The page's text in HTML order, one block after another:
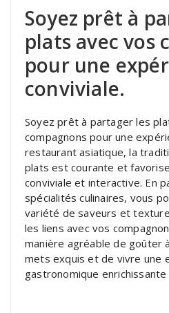
Soyez prêt à
plats avec vos
pour une
conviviale.
Soyez prêt à partager les
compagnons pour une
restaurant asiatique, la
plats est courante et
conviviale et interactive. En
spécialités culinaires, vous
variété de saveurs et
les liens avec vos
manière agréable de goûter
mets exquis et de vivre une
gastronomique